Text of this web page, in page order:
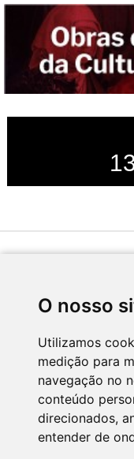
O nosso
Utilizamos
medição para
navegação no
conteúdo
direcionados,
entender de